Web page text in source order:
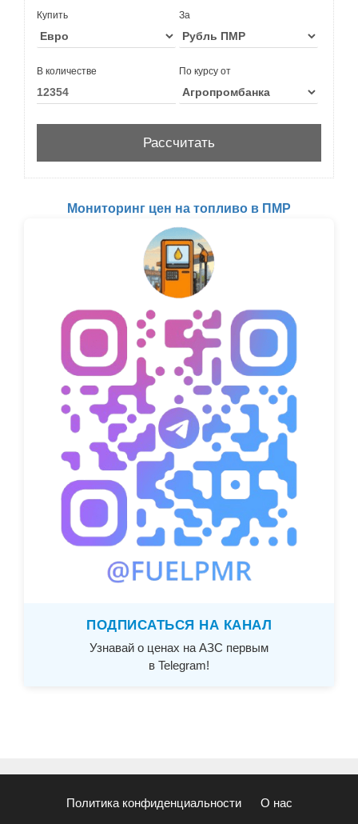
Купить За
В количестве По курсу от
Мониторинг цен на топливо в ПМР
ПОДПИСАТЬСЯ НА КАНАЛ
Узнавай о ценах на АЗС первым
в Telegram!
Политика конфиденциальности О нас